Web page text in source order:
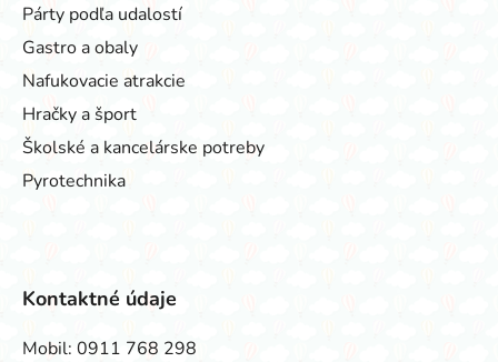
Párty podľa udalostí
Gastro a obaly
Nafukovacie atrakcie
Hračky a šport
Školské a kancelárske potreby
Pyrotechnika
Kontaktné údaje
Mobil: 0911 768 298